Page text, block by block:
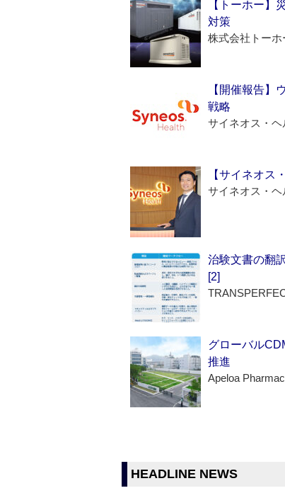
【トーホー
対策
株式会社トーホ
【開催報告】
戦略
サイネオス・
【サイネオス
サイネオス・
治験文書の翻
[2]
グローバル
推進
Apeloa
HEADLINE NEWS